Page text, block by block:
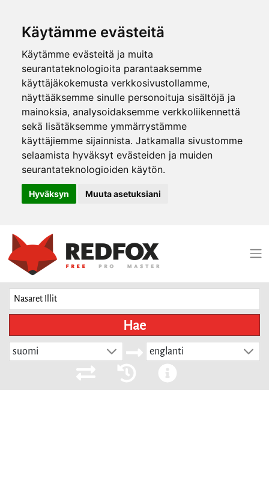
Käytämme evästeitä
Käytämme evästeitä ja muita
seurantateknologioita parantaaksemme
käyttäjäkokemusta verkkosivustollamme,
näyttääksemme sinulle personoituja sisältöjä ja
mainoksia, analysoidaksemme verkkoliikennettä
sekä lisätäksemme ymmärrystämme
käyttäjiemme sijainnista. Jatkamalla sivustomme
selaamista hyväksyt evästeiden ja muiden
seurantateknologioiden käytön.
Hyväksyn Muuta asetuksiani
Hae
suomi englanti